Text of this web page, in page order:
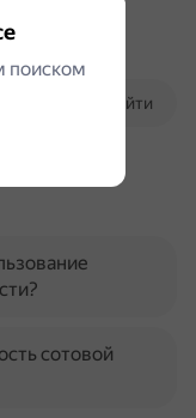
Войти
сотовой
поиском